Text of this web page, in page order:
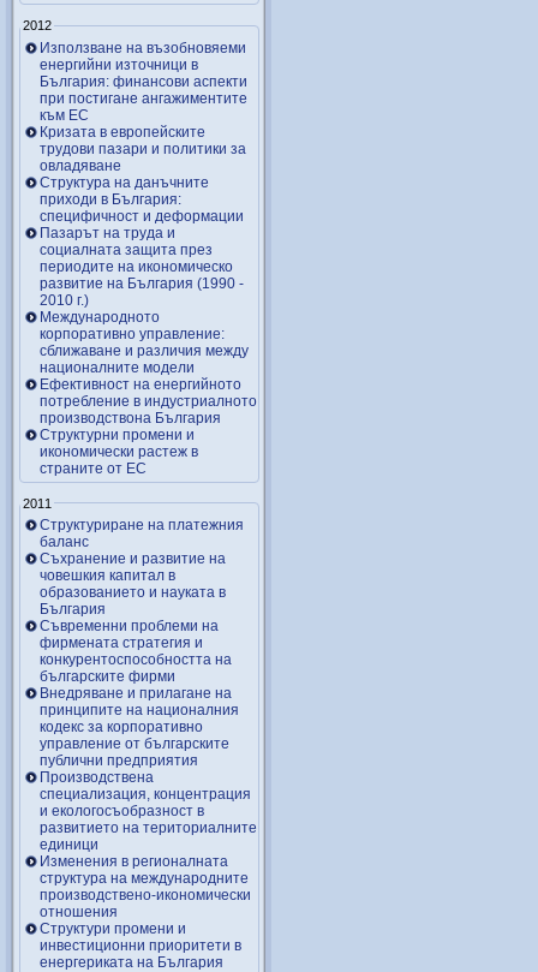
2012
Използване на възобновяеми
енергийни източници в
България: финансови аспекти
при постигане ангажиментите
към ЕС
Кризата в европейските
трудови пазари и политики за
овладяване
Структура на данъчните
приходи в България:
специфичност и деформации
Пазарът на труда и
социалната защита през
периодите на икономическо
развитие на България (1990 -
2010 г.)
Международното
корпоративно управление:
сближаване и различия между
националните модели
Ефективност на енергийното
потребление в индустриалното
производствона България
Структурни промени и
икономически растеж в
страните от ЕС
2011
Структуриране на платежния
баланс
Съхранение и развитие на
човешкия капитал в
образованието и науката в
България
Съвременни проблеми на
фирмената стратегия и
конкурентоспособността на
българските фирми
Внедряване и прилагане на
принципите на националния
кодекс за корпоративно
управление от българските
публични предприятия
Производствена
специализация, концентрация
и екологосъобразност в
развитието на териториалните
единици
Изменения в регионалната
структура на международните
производствено-икономически
отношения
Структури промени и
инвестиционни приоритети в
енергериката на България